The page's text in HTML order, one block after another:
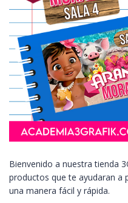
Bienvenido a nuestra tienda
productos que te ayudaran a
una manera fácil y rápida.